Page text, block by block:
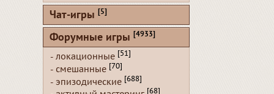
Чат-игры [5]
Форумные игры [4933]
- локационные [51]
- смешанные [70]
- эпизодические [688]
[68]